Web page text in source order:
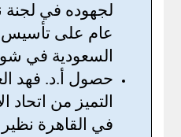
لجهوده في لجنة
عام على تأسيس
السعودية في شوال
حصول أ.د. فهد
التميز من اتحاد
في القاهرة نظير